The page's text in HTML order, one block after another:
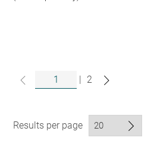
| 2
Results per page